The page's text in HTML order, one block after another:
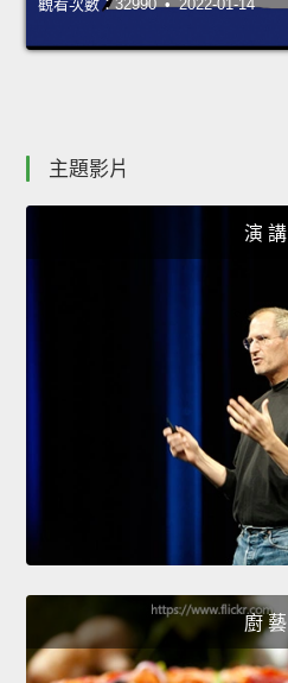
觀看次數：32990 • 2022-01-14
主題影片
演 講
廚 藝